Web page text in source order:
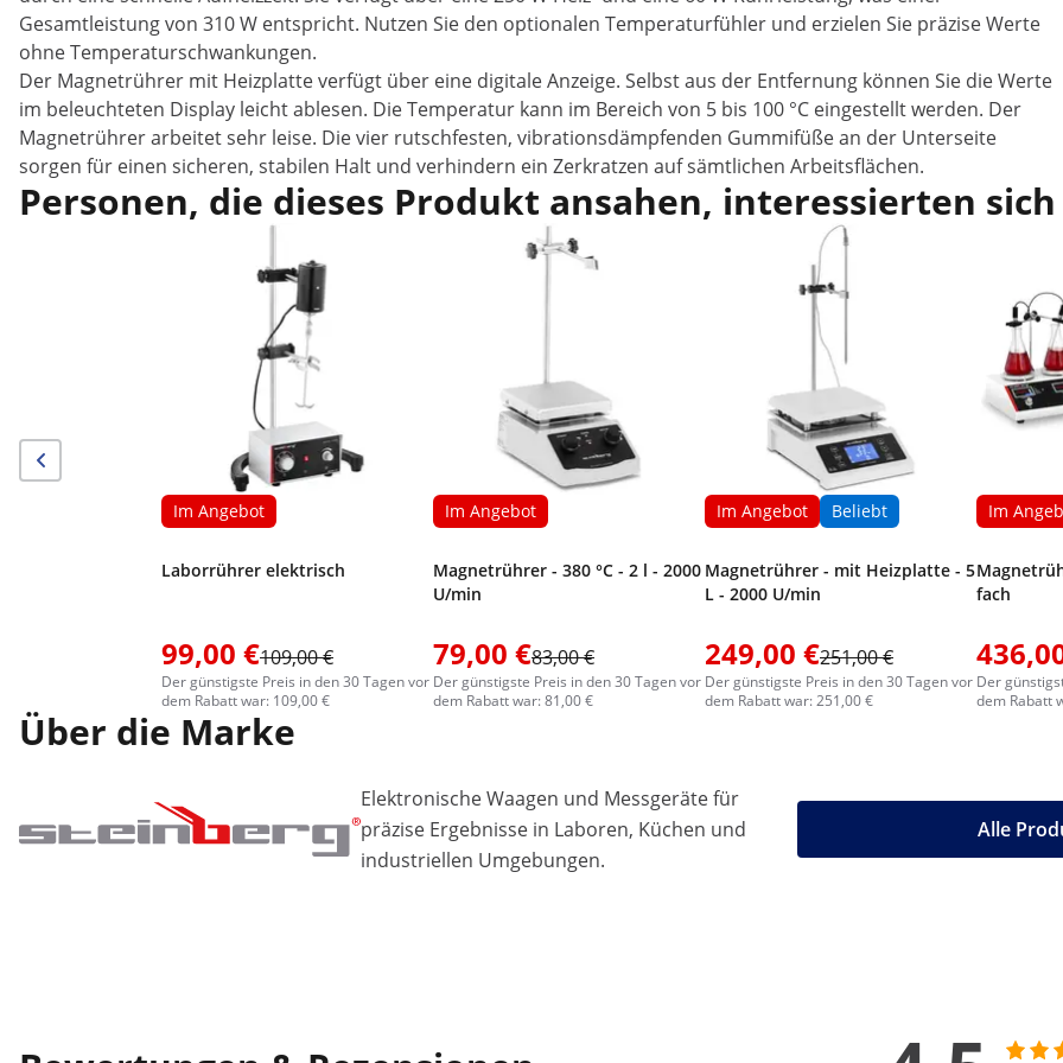
Gesamtleistung von 310 W entspricht. Nutzen Sie den optionalen Temperaturfühler und erzielen Sie präzise Werte
ohne Temperaturschwankungen.
Der Magnetrührer mit Heizplatte verfügt über eine digitale Anzeige. Selbst aus der Entfernung können Sie die Werte
im beleuchteten Display leicht ablesen. Die Temperatur kann im Bereich von 5 bis 100 °C eingestellt werden. Der
Magnetrührer arbeitet sehr leise. Die vier rutschfesten, vibrationsdämpfenden Gummifüße an der Unterseite
sorgen für einen sicheren, stabilen Halt und verhindern ein Zerkratzen auf sämtlichen Arbeitsflächen.
Personen, die dieses Produkt ansahen, interessierten
Im Angebot
Laborrührer elektrisch
99,00 €109,00 €
Der günstigste Preis in den 30 Tagen vor
dem Rabatt war: 109,00 €
Im Angebot
Magnetrührer - 380 °C - 2 l - 2000
U/min
79,00 €83,00 €
Der günstigste Preis in den 30 Tagen vor
dem Rabatt war: 81,00 €
Im Angebot Beliebt
Magnetrührer - mit Heizplatte - 5
L - 2000 U/min
249,00 €251,00 €
Der günstigste Preis in den 30 Tagen vor
dem Rabatt war: 251,00 €
Im
fach
Der
dem Rabatt
Über die Marke
Elektronische Waagen und Messgeräte für
präzise Ergebnisse in Laboren, Küchen und
industriellen Umgebungen.
Alle